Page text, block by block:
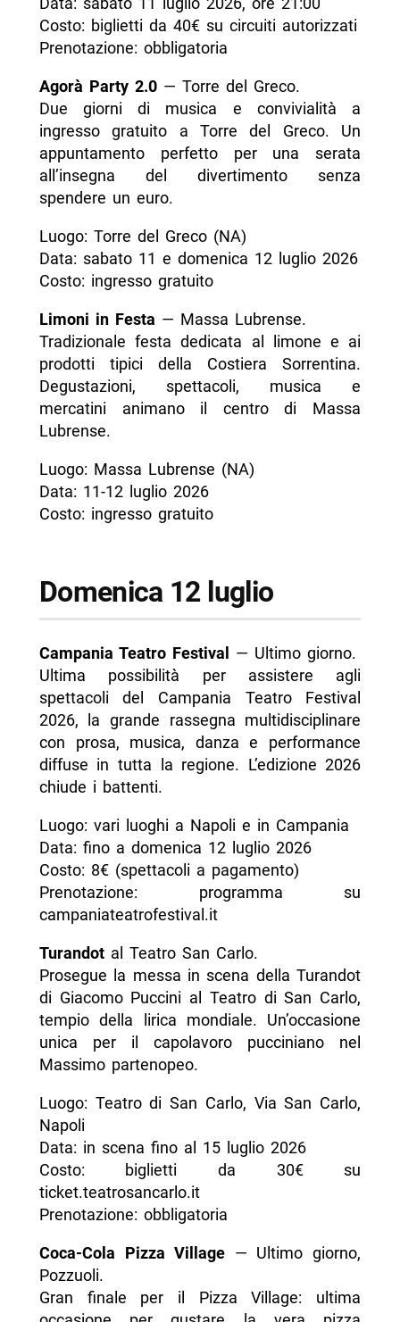
Costo: biglietti da 40€ su circuiti autorizzati
Prenotazione: obbligatoria
Agorà Party 2.0— Torre del Greco.
Due giorni di musica e convivialità a
ingresso gratuito a Torre del Greco. Un
appuntamento perfetto per una serata
all’insegna del divertimento senza
spendere un euro.
Luogo: Torre del Greco (NA)
Data: sabato 11 e domenica 12 luglio 2026
Costo: ingresso gratuito
Limoni in Festa — Massa Lubrense.
Tradizionale festa dedicata al limone e ai
prodotti tipici della Costiera Sorrentina.
Degustazioni, spettacoli, musica e
mercatini animano il centro di Massa
Lubrense.
Luogo: Massa Lubrense (NA)
Data: 11-12 luglio 2026
Costo: ingresso gratuito
Domenica 12 luglio
Campania Teatro Festival — Ultimo giorno.
Ultima possibilità per assistere agli
spettacoli del Campania Teatro Festival
2026, la grande rassegna multidisciplinare
con prosa, musica, danza e performance
diffuse in tutta la regione. L’edizione 2026
chiude i battenti.
Luogo: vari luoghi a Napoli e in Campania
Data: fino a domenica 12 luglio 2026
Costo: 8€ (spettacoli a pagamento)
Prenotazione: programma su
campaniateatrofestival.it
Turandotal Teatro San Carlo.
Prosegue la messa in scena della Turandot
di Giacomo Puccini al Teatro di San Carlo,
tempio della lirica mondiale. Un’occasione
unica per il capolavoro pucciniano nel
Massimo partenopeo.
Luogo: Teatro di San Carlo, Via San Carlo,
Napoli
Data: in scena fino al 15 luglio 2026
Costo: biglietti da 30€ su
ticket.teatrosancarlo.it
Prenotazione: obbligatoria
Coca-Cola Pizza Village — Ultimo giorno,
Pozzuoli.
Gran finale per il Pizza Village: ultima